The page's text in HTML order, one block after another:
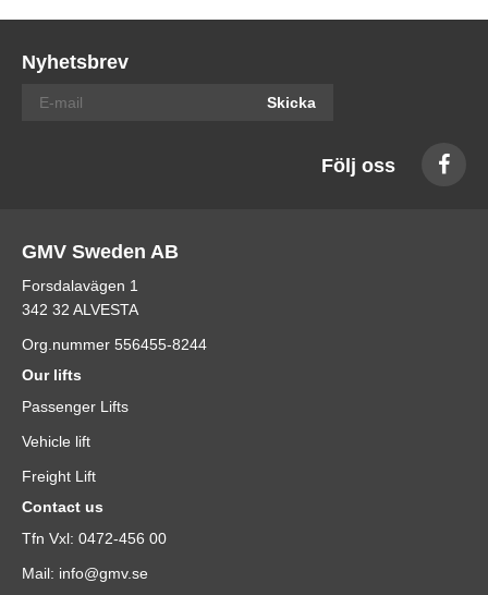
Nyhetsbrev
Skicka
Följ oss
GMV Sweden AB
Forsdalavägen 1
342 32 ALVESTA
Org.nummer 556455-8244
Our lifts
Passenger Lifts
Vehicle lift
Freight Lift
Contact us
Tfn Vxl: 0472-456 00
Mail: info@gmv.se